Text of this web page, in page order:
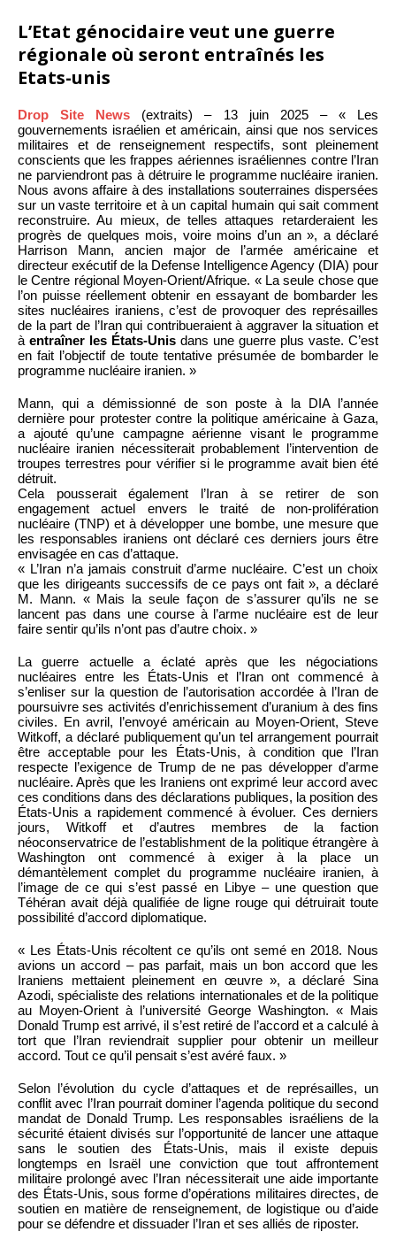
L’Etat génocidaire veut une guerre
régionale où seront entraînés les
Etats-unis
Drop Site News (extraits) – 13 juin 2025 – « Les
gouvernements israélien et américain, ainsi que nos services
militaires et de renseignement respectifs, sont pleinement
conscients que les frappes aériennes israéliennes contre l’Iran
ne parviendront pas à détruire le programme nucléaire iranien.
Nous avons affaire à des installations souterraines dispersées
sur un vaste territoire et à un capital humain qui sait comment
reconstruire. Au mieux, de telles attaques retarderaient les
progrès de quelques mois, voire moins d’un an », a déclaré
Harrison Mann, ancien major de l’armée américaine et
directeur exécutif de la Defense Intelligence Agency (DIA) pour
le Centre régional Moyen-Orient/Afrique. « La seule chose que
l’on puisse réellement obtenir en essayant de bombarder les
sites nucléaires iraniens, c’est de provoquer des représailles
de la part de l’Iran qui contribueraient à aggraver la situation et
à entraîner les États-Unis dans une guerre plus vaste. C’est
en fait l’objectif de toute tentative présumée de bombarder le
programme nucléaire iranien. »
Mann, qui a démissionné de son poste à la DIA l’année
dernière pour protester contre la politique américaine à Gaza,
a ajouté qu’une campagne aérienne visant le programme
nucléaire iranien nécessiterait probablement l’intervention de
troupes terrestres pour vérifier si le programme avait bien été
détruit.
Cela pousserait également l’Iran à se retirer de son
engagement actuel envers le traité de non-prolifération
nucléaire (TNP) et à développer une bombe, une mesure que
les responsables iraniens ont déclaré ces derniers jours être
envisagée en cas d’attaque.
« L’Iran n’a jamais construit d’arme nucléaire. C’est un choix
que les dirigeants successifs de ce pays ont fait », a déclaré
M. Mann. « Mais la seule façon de s’assurer qu’ils ne se
lancent pas dans une course à l’arme nucléaire est de leur
faire sentir qu’ils n’ont pas d’autre choix. »
La guerre actuelle a éclaté après que les négociations
nucléaires entre les États-Unis et l’Iran ont commencé à
s’enliser sur la question de l’autorisation accordée à l’Iran de
poursuivre ses activités d’enrichissement d’uranium à des fins
civiles. En avril, l’envoyé américain au Moyen-Orient, Steve
Witkoff, a déclaré publiquement qu’un tel arrangement pourrait
être acceptable pour les États-Unis, à condition que l’Iran
respecte l’exigence de Trump de ne pas développer d’arme
nucléaire. Après que les Iraniens ont exprimé leur accord avec
ces conditions dans des déclarations publiques, la position des
États-Unis a rapidement commencé à évoluer. Ces derniers
jours, Witkoff et d’autres membres de la faction
néoconservatrice de l’establishment de la politique étrangère à
Washington ont commencé à exiger à la place un
démantèlement complet du programme nucléaire iranien, à
l’image de ce qui s’est passé en Libye – une question que
Téhéran avait déjà qualifiée de ligne rouge qui détruirait toute
possibilité d’accord diplomatique.
« Les États-Unis récoltent ce qu’ils ont semé en 2018. Nous
avions un accord – pas parfait, mais un bon accord que les
Iraniens mettaient pleinement en œuvre », a déclaré Sina
Azodi, spécialiste des relations internationales et de la politique
au Moyen-Orient à l’université George Washington. « Mais
Donald Trump est arrivé, il s’est retiré de l’accord et a calculé à
tort que l’Iran reviendrait supplier pour obtenir un meilleur
accord. Tout ce qu’il pensait s’est avéré faux. »
Selon l’évolution du cycle d’attaques et de représailles, un
conflit avec l’Iran pourrait dominer l’agenda politique du second
mandat de Donald Trump. Les responsables israéliens de la
sécurité étaient divisés sur l’opportunité de lancer une attaque
sans le soutien des États-Unis, mais il existe depuis
longtemps en Israël une conviction que tout affrontement
militaire prolongé avec l’Iran nécessiterait une aide importante
des États-Unis, sous forme d’opérations militaires directes, de
soutien en matière de renseignement, de logistique ou d’aide
pour se défendre et dissuader l’Iran et ses alliés de riposter.